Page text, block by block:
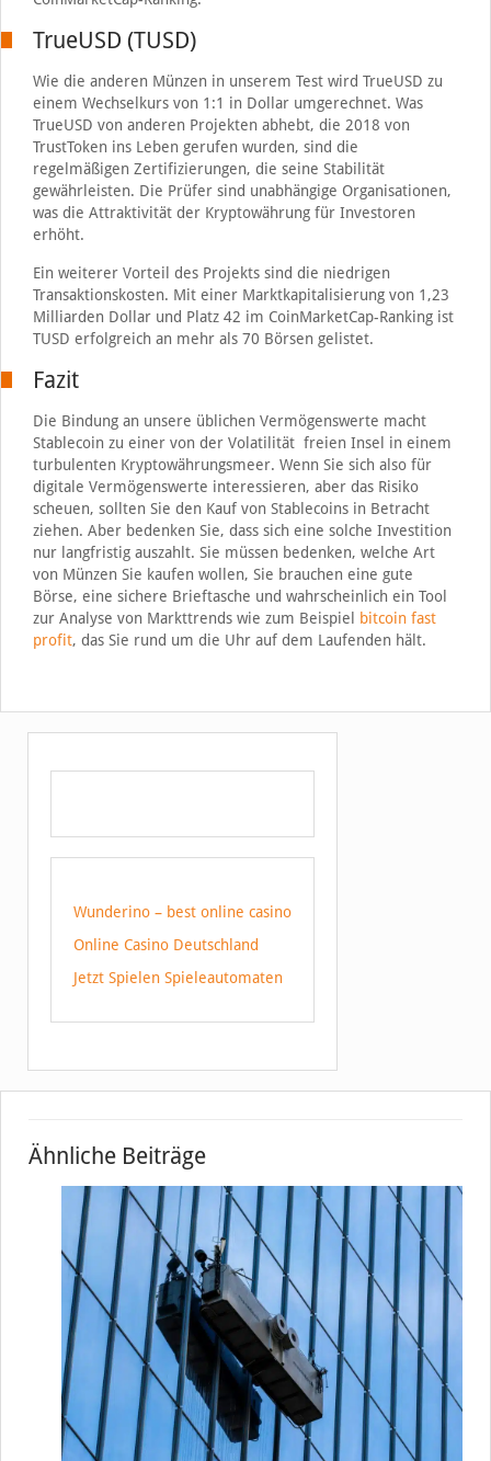
TrueUSD (TUSD)
Wie die anderen Münzen in unserem Test wird TrueUSD zu
einem Wechselkurs von 1:1 in Dollar umgerechnet. Was
TrueUSD von anderen Projekten abhebt, die 2018 von
TrustToken ins Leben gerufen wurden, sind die
regelmäßigen Zertifizierungen, die seine Stabilität
gewährleisten. Die Prüfer sind unabhängige Organisationen,
was die Attraktivität der Kryptowährung für Investoren
erhöht.
Ein weiterer Vorteil des Projekts sind die niedrigen
Transaktionskosten. Mit einer Marktkapitalisierung von 1,23
Milliarden Dollar und Platz 42 im CoinMarketCap-Ranking ist
TUSD erfolgreich an mehr als 70 Börsen gelistet.
Fazit
Die Bindung an unsere üblichen Vermögenswerte macht
Stablecoin zu einer von der Volatilität freien Insel in einem
turbulenten Kryptowährungsmeer. Wenn Sie sich also für
digitale Vermögenswerte interessieren, aber das Risiko
scheuen, sollten Sie den Kauf von Stablecoins in Betracht
ziehen. Aber bedenken Sie, dass sich eine solche Investition
nur langfristig auszahlt. Sie müssen bedenken, welche Art
von Münzen Sie kaufen wollen, Sie brauchen eine gute
Börse, eine sichere Brieftasche und wahrscheinlich ein Tool
zur Analyse von Markttrends wie zum Beispiel
bitcoin fast
profit, das Sie rund um die Uhr auf dem Laufenden hält.
Wunderino – best online casino
Online Casino Deutschland
Jetzt Spielen Spieleautomaten
Ähnliche Beiträge